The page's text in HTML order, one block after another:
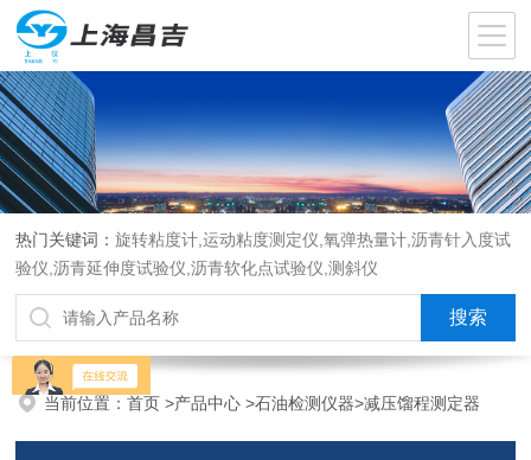
热门关键词：旋转粘度计,运动粘度测定仪,氧弹热量计,沥青针入度试
验仪,沥青延伸度试验仪,沥青软化点试验仪,测斜仪
当前位置：首页>产品中心>石油检测仪器>减压馏程测定器